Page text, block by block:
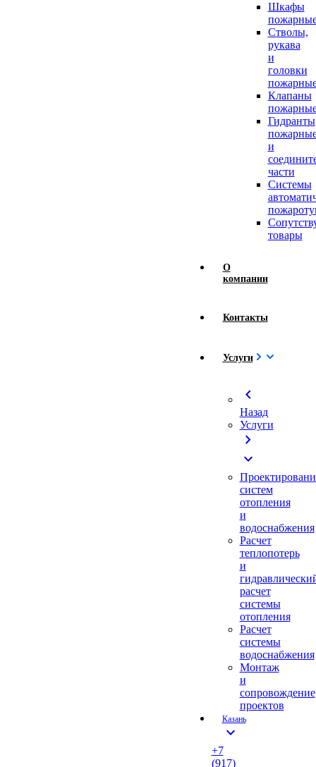
Шкафы
Стволы,
рукава
и
головки
Клапаны
Гидранты
и
части
Системы
товары
О
компании
Контакты
Услуги
chevron_left
Назад
Услуги
chevron_right
expand_more
систем
отопления
и
водоснабжения
Расчет
теплопотерь
и
расчет
системы
отопления
Расчет
системы
водоснабжения
Монтаж
и
сопровождение
проектов
Казань
expand_more
+7
(917)